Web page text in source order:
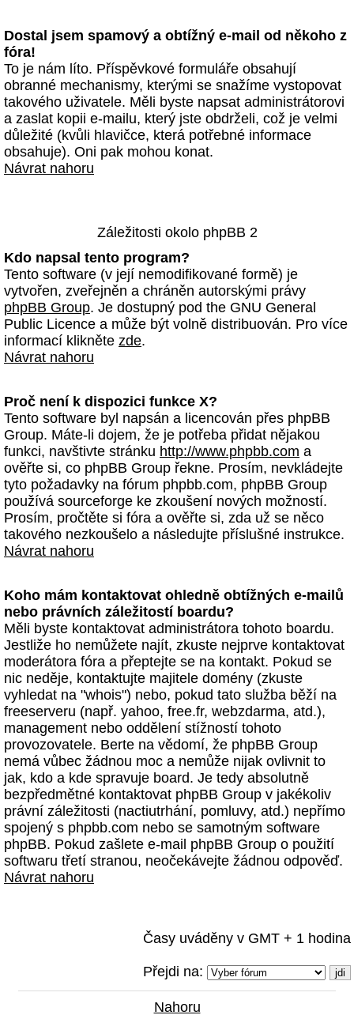
Dostal jsem spamový a obtížný e-mail od někoho z
fóra!
To je nám líto. Příspěvkové formuláře obsahují
obranné mechanismy, kterými se snažíme vystopovat
takového uživatele. Měli byste napsat administrátorovi
a zaslat kopii e-mailu, který jste obdrželi, což je velmi
důležité (kvůli hlavičce, která potřebné informace
obsahuje). Oni pak mohou konat.
Návrat nahoru
Záležitosti okolo phpBB 2
Kdo napsal tento program?
Tento software (v její nemodifikované formě) je
vytvořen, zveřejněn a chráněn autorskými právy
phpBB Group. Je dostupný pod the GNU General
Public Licence a může být volně distribuován. Pro více
informací klikněte zde.
Návrat nahoru
Proč není k dispozici funkce X?
Tento software byl napsán a licencován přes phpBB
Group. Máte-li dojem, že je potřeba přidat nějakou
funkci, navštivte stránku http://www.phpbb.com a
ověřte si, co phpBB Group řekne. Prosím, nevkládejte
tyto požadavky na fórum phpbb.com, phpBB Group
používá sourceforge ke zkoušení nových možností.
Prosím, pročtěte si fóra a ověřte si, zda už se něco
takového nezkoušelo a následujte příslušné instrukce.
Návrat nahoru
Koho mám kontaktovat ohledně obtížných e-mailů
nebo právních záležitostí boardu?
Měli byste kontaktovat administrátora tohoto boardu.
Jestliže ho nemůžete najít, zkuste nejprve kontaktovat
moderátora fóra a přeptejte se na kontakt. Pokud se
nic neděje, kontaktujte majitele domény (zkuste
vyhledat na "whois") nebo, pokud tato služba běží na
freeserveru (např. yahoo, free.fr, webzdarma, atd.),
management nebo oddělení stížností tohoto
provozovatele. Berte na vědomí, že phpBB Group
nemá vůbec žádnou moc a nemůže nijak ovlivnit to
jak, kdo a kde spravuje board. Je tedy absolutně
bezpředmětné kontaktovat phpBB Group v jakékoliv
právní záležitosti (nactiutrhání, pomluvy, atd.) nepřímo
spojený s phpbb.com nebo se samotným software
phpBB. Pokud zašlete e-mail phpBB Group o použití
softwaru třetí stranou, neočekávejte žádnou odpověď.
Návrat nahoru
Časy uváděny v GMT + 1 hodina
Přejdi na:
Nahoru